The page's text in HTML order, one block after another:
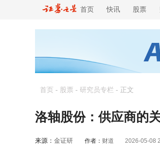
首页 快讯 股票
首页 - 股票 - 研究员专栏 - 正文
洛轴股份：供应商的
来源： 金证研 作者： 财道 2026-05-08